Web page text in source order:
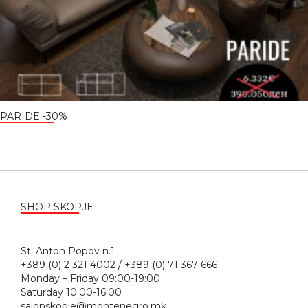
PARIDE -30%
SHOP SKOPJE
St. Anton Popov n.1
+389 (0) 2 321 4002 / +389 (0) 71 367 666
Monday – Friday 09:00-19:00
Saturday 10:00-16:00